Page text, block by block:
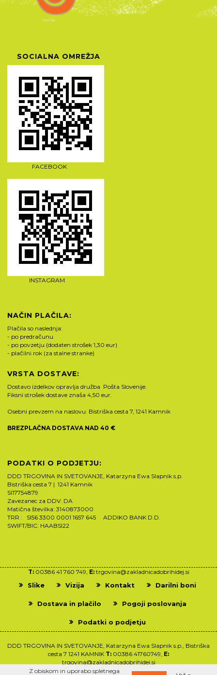
SOCIALNA OMREŽJA
FACEBOOK
INSTAGRAM
NAČIN PLAČILA:
Plačila so naslednja:
- po predračunu
- po povzetju (dodaten strošek 1,30 eur)
- plačilni rok (za stalne stranke)
VRSTA DOSTAVE:
Dostavo izdelkov opravlja družba Pošta Slovenije.
Fiksni strošek dostave znaša 4,50 eur.
Osebni prevzem na naslovu: Bistriška cesta 7, 1241 Kamnik
BREZPLAČNA DOSTAVA NAD 40 €
PODATKI O PODJETJU:
DDD TRGOVINA IN SVETOVANJE, Katarzyna Ewa Slapnik s.p.
Bistriška cesta 7 | 1241 Kamnik
SI17754879
Zavezanec za DDV: DA
Matična številka: 3140873000
TRR : SI56 3300 0001 1657 645 ADDIKO BANK D.D.
SWIFT/BIC: HAABSI22
T:00386 41 760 749, E: trgovina@zakladnicadobrihidej.si
Slike Vizija Kontakt Darilni boni
Dostava in plačilo Pogoji poslovanja
Podatki o podjetju
DDD TRGOVINA IN SVETOVANJE, Katarzyna Ewa Slapnik s.p., Bistriška
cesta 7 1241 KAMNIK T: 00386 41760749, E:
trgovina@zakladnicadobrihidej.si
Z obiskom in uporabo spletnega